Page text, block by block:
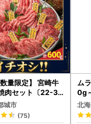
量限定】 宮崎牛
肉セット〔22-31
〕都城 イチオ
城市
(75)
ム
0g
北